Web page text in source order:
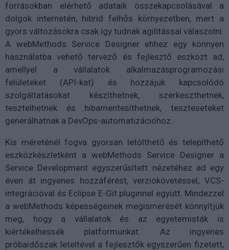
forrásokban elérhető adataik összekapcsolásával a
dolgok internetén, hibrid felhős környezetben, mert a
gyors változásokra csak így tudnak agilitással válaszolni.
A webMethods Service Designer ehhez egy könnyen
használatba vehető tervező és fejlesztő eszközt ad,
amellyel a vállalatok alkalmazásprogramozási
felületeket (API-kat) és hozzájuk kapcsolódó
szolgáltatásokat készíthetnek, szerkeszthetnek,
tesztelhetnek és hibamentesíthetnek, teszteseteket
generálhatnak a DevOps-automatizációhoz.
Kis méreténél fogva gyorsan letölthető és telepíthető
eszközkészletként a webMethods Service Designer a
Service Development egyszerűsített nézetéhez ad egy
éven át ingyenes hozzáférést, verziókövetéssel, VCS-
integrációval és Eclipse E-Git pluginnel együtt. Mindezzel
a webMethods képességeinek megismerését könnyítjük
meg, hogy a vállalatok és az egyetemisták is
kiértékelhessék platformunkat. Az ingyenes
próbaidőszak leteltével a fejlesztők egyszerűen fizetett,